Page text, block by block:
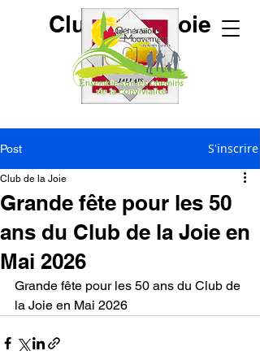
Club de la Joie
Post S'inscrire
Grande fête pour les 50
ans du Club de la Joie en
Mai 2026
Club de la Joie
Grande fête pour les 50 ans du Club de
la Joie en Mai 2026